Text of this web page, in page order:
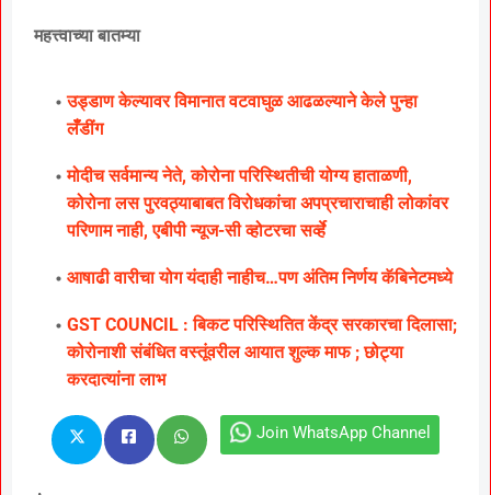
महत्त्वाच्या बातम्या
उड्डाण केल्यावर विमानात वटवाघुळ आढळल्याने केले पुन्हा
लॅँडींग
मोदीच सर्वमान्य नेते, कोरोना परिस्थितीची योग्य हाताळणी,
कोरोना लस पुरवठ्याबाबत विरोधकांचा अपप्रचाराचाही लोकांवर
परिणाम नाही, एबीपी न्यूज-सी व्होटरचा सर्व्हे
आषाढी वारीचा योग यंदाही नाहीच…पण अंतिम निर्णय कॅबिनेटमध्ये
GST COUNCIL : बिकट परिस्थितित केंद्र सरकारचा दिलासा;
कोरोनाशी संबंधित वस्तूंवरील आयात शुल्क माफ ; छोट्या
करदात्यांना लाभ
Join WhatsApp Channel